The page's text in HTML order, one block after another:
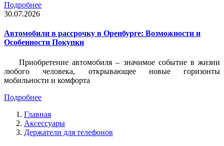
Подробнее
30.07.2026
Автомобили в рассрочку в Оренбурге: Возможности и
Особенности Покупки
Приобретение автомобиля – значимое событие в жизни
любого человека, открывающее новые горизонты
мобильности и комфорта
Подробнее
Главная
Аксессуары
Держатели для телефонов